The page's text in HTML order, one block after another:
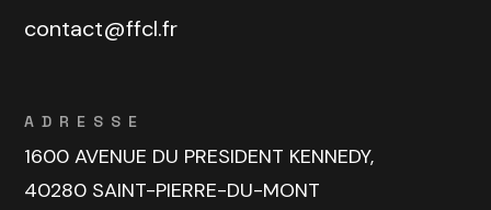
contact@ffcl.fr
ADRESSE
1600 AVENUE DU PRESIDENT KENNEDY,
40280 SAINT-PIERRE-DU-MONT